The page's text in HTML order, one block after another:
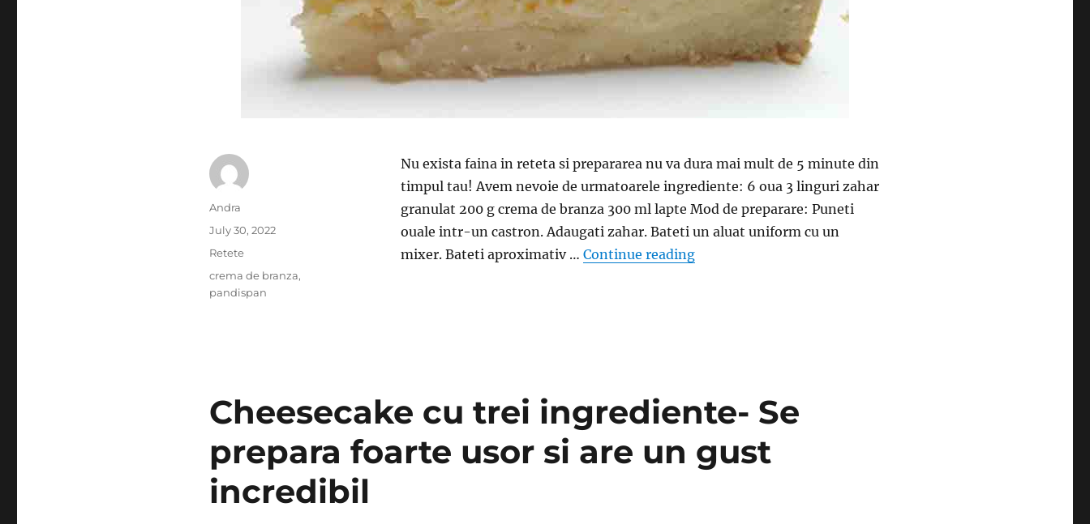
Nu exista faina in reteta si prepararea nu va dura mai mult de 5 minute din
timpul tau! Avem nevoie de urmatoarele ingrediente: 6 oua 3 linguri zahar
granulat 200 g crema de branza 300 ml lapte Mod de preparare: Puneti
ouale intr-un castron. Adaugati zahar. Bateti un aluat uniform cu un
mixer. Bateti aproximativ …Continue reading“Cand nu am timp, fac acest desert cu doar patru
Author
Andra
Posted
July 30, 2022
Categories
Retete
Tags
crema de branza,
pandispan
Cheesecake cu trei ingrediente- Se
prepara foarte usor si are un gust
incredibil